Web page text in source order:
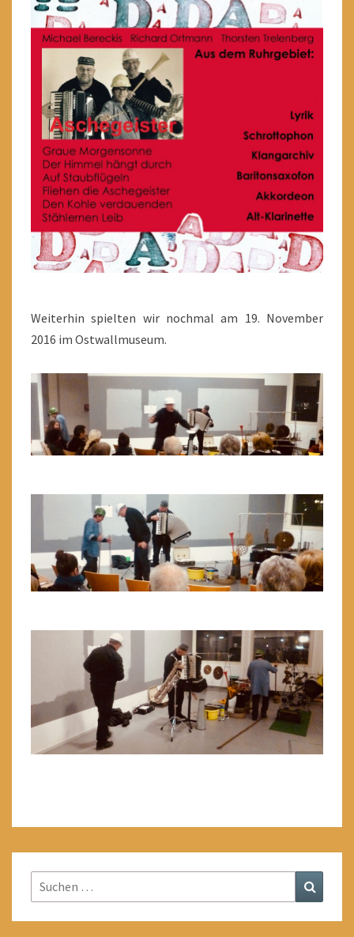
Weiterhin spielten wir nochmal am 19. November
2016 im Ostwallmuseum.
Suchen
nach: